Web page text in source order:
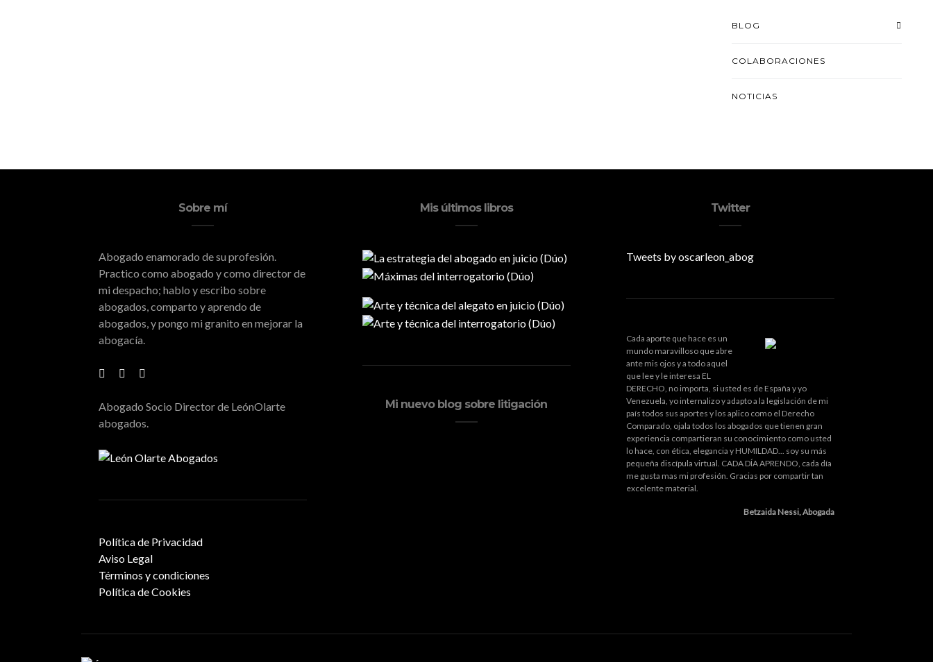
BLOG
COLABORACIONES
NOTICIAS
Sobre mí
Abogado enamorado de su profesión.
Practico como abogado y como director de
mi despacho; hablo y escribo sobre
abogados, comparto y aprendo de
abogados, y pongo mi granito en mejorar la
abogacía.
Abogado Socio Director de LeónOlarte
abogados.
Política de Privacidad
Aviso Legal
Términos y condiciones
Política de Cookies
Mis últimos libros
Mi nuevo blog sobre litigación
Twitter
Tweets by oscarleon_abog
Cada aporte que hace es un
mundo maravilloso que abre
ante mis ojos y a todo aquel
que lee y le interesa EL
DERECHO, no importa, si usted es de España y yo
Venezuela, yo internalizo y adapto a la legislación de mi
país todos sus aportes y los aplico como el Derecho
Comparado, ojala todos los abogados que tienen gran
experiencia compartieran su conocimiento como usted
lo hace, con ética, elegancia y HUMILDAD... soy su más
pequeña discípula virtual. CADA DÍA APRENDO, cada día
me gusta mas mi profesión. Gracias por compartir tan
excelente material.
Betzaida Nessi, Abogada